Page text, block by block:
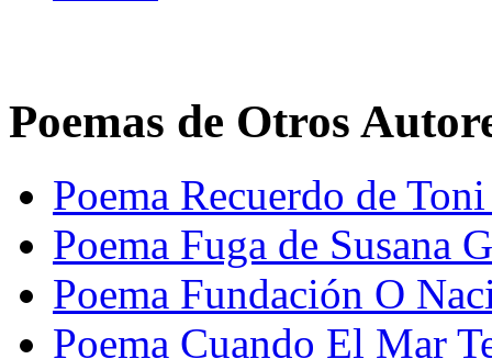
Poemas de Otros
Poema Recuerdo de
Poema Fuga de Susana
Poema Fundación O
Poema Cuando El Mar